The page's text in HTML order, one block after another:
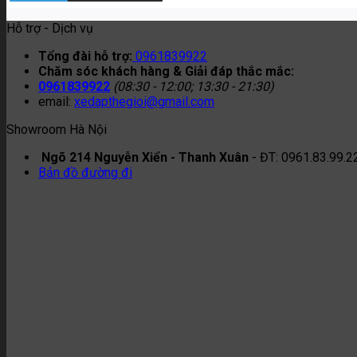
Hỗ trợ - Dịch vụ
Tổng đài hỗ trợ: 0961839922
Chăm sóc khách hàng & Giải đáp thắc mắc:
0961839922 (08:30 - 12:00; 13:30 - 21:30)
email: xedapthegioi@gmail.com
Showroom Hà Nội
Ngõ 214 Nguyễn Xiển - Thanh Xuân - ĐT:
Bản đồ đường đi